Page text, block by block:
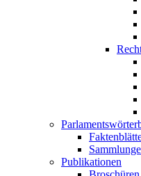
Publikationen